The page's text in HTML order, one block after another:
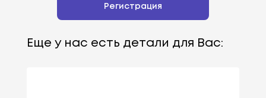
Регистрация
Еще у нас есть детали для Вас: